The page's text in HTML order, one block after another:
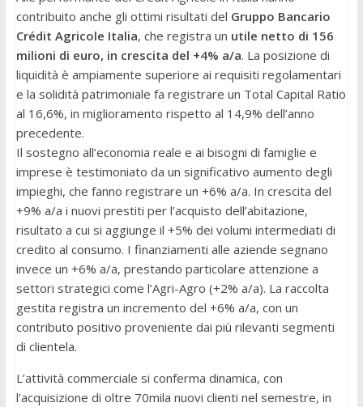
contribuito anche gli ottimi risultati del Gruppo Bancario
Crédit Agricole Italia, che registra un utile netto di 156
milioni di euro, in crescita del +4% a/a. La posizione di
liquidità è ampiamente superiore ai requisiti regolamentari
e la solidità patrimoniale fa registrare un Total Capital Ratio
al 16,6%, in miglioramento rispetto al 14,9% dell’anno
precedente.
Il sostegno all’economia reale e ai bisogni di famiglie e
imprese è testimoniato da un significativo aumento degli
impieghi, che fanno registrare un +6% a/a. In crescita del
+9% a/a i nuovi prestiti per l’acquisto dell’abitazione,
risultato a cui si aggiunge il +5% dei volumi intermediati di
credito al consumo. I finanziamenti alle aziende segnano
invece un +6% a/a, prestando particolare attenzione a
settori strategici come l’Agri-Agro (+2% a/a). La raccolta
gestita registra un incremento del +6% a/a, con un
contributo positivo proveniente dai più rilevanti segmenti
di clientela.
L’attività commerciale si conferma dinamica, con
l’acquisizione di oltre 70mila nuovi clienti nel semestre, in